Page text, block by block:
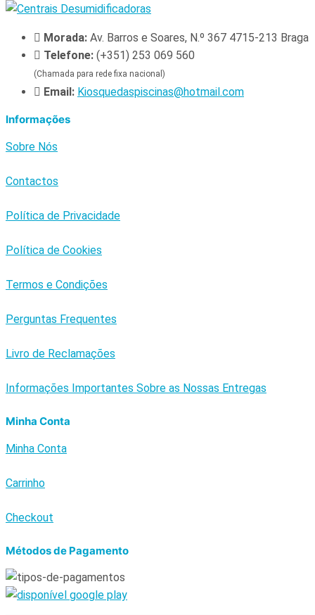
Morada: Av. Barros e Soares, N.º 367 4715-213 Braga
Telefone: (+351) 253 069 560
(Chamada para rede fixa nacional)
Email: Kiosquedaspiscinas@hotmail.com
Informações
Sobre Nós
Contactos
Política de Privacidade
Política de Cookies
Termos e Condições
Perguntas Frequentes
Livro de Reclamações
Informações Importantes Sobre as Nossas Entregas
Minha Conta
Minha Conta
Carrinho
Checkout
Métodos de Pagamento